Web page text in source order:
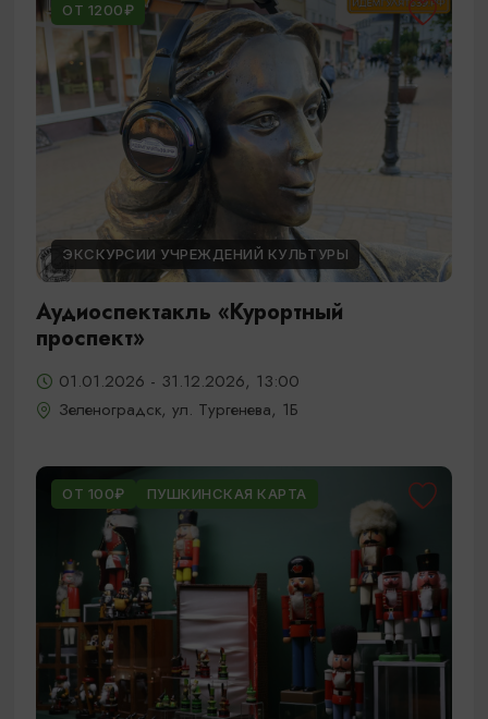
ОТ 1200₽
ЭКСКУРСИИ УЧРЕЖДЕНИЙ КУЛЬТУРЫ
Аудиоспектакль «Курортный
проспект»
01.01.2026 - 31.12.2026, 13:00
Зеленоградск, ул. Тургенева, 1Б
ОТ 100₽ ПУШКИНСКАЯ КАРТА